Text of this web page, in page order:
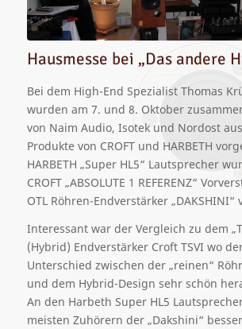
Hausmesse bei „Das andere
Bei dem High-End Spezialist Thomas
wurden am 7. und 8. Oktober
von Naim Audio, Isotek und Nordost
Produkte von CROFT und HARBETH
HARBETH „Super HL5“ Lautsprecher
CROFT „ABSOLUTE 1 REFERENZ“
OTL Röhren-Endverstärker „DAKSHINI“
Interessant war der Vergleich zu dem
(Hybrid) Endverstärker Croft TSVI wo
Unterschied zwischen der „reinen“
und dem Hybrid-Design sehr schön
An den Harbeth Super HL5
meisten Zuhörern der „Dakshini“